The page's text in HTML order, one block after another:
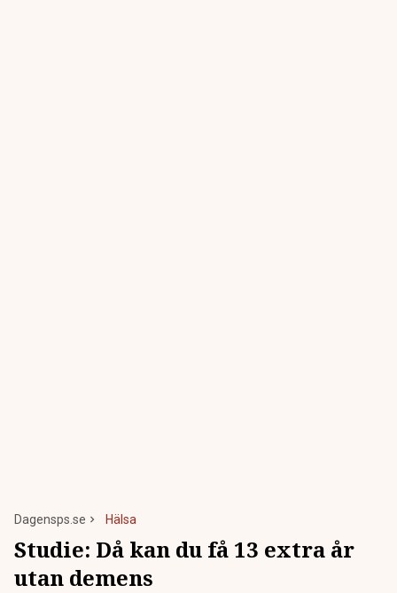
Dagensps.se Hälsa
Studie: Då kan du få 13 extra år
utan demens